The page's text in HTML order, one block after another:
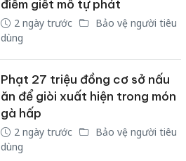
điểm giết mổ tự phát
2 ngày trước
Bảo vệ người tiêu
dùng
Phạt 27 triệu đồng cơ sở nấu
ăn để giòi xuất hiện trong món
gà hấp
2 ngày trước
Bảo vệ người tiêu
dùng